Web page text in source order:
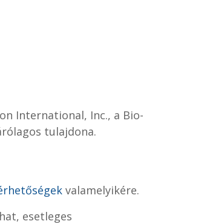
International, Inc., a Bio-
tulajdona.
valamelyikére.
esetleges